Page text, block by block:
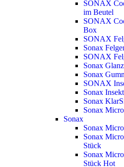
SONAX
im Beutel
SONAX
Box
SONAX
Sonax
SONAX
Sonax
Sonax
SONAX
Sonax
Sonax
Sonax
Sonax
Sonax
Sonax
Stück
Sonax
Stück Hot